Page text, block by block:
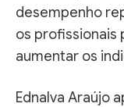
desempenho
os profissionais
aumentar os
Ednalva Araújo